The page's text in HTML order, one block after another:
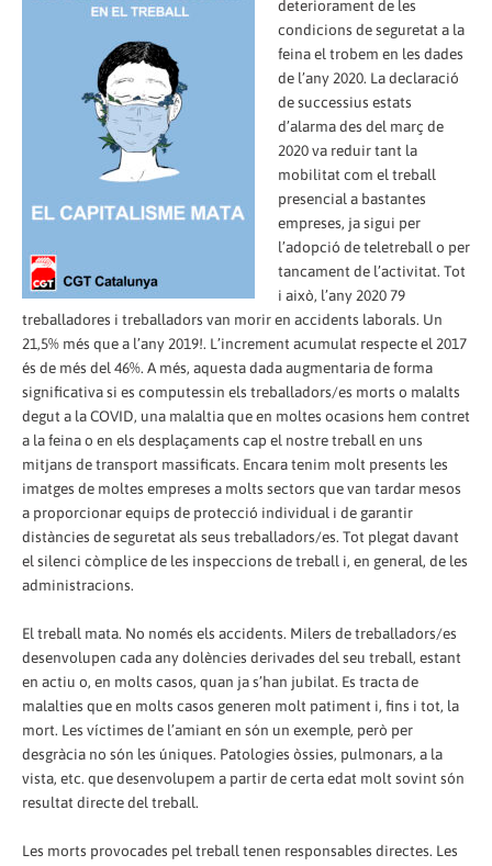
deteriorament de les
condicions de seguretat a la
feina el trobem en les dades
de l’any 2020. La declaració
de successius estats
d’alarma des del març de
2020 va reduir tant la
mobilitat com el treball
presencial a bastantes
empreses, ja sigui per
l’adopció de teletreball o per
tancament de l’activitat. Tot
i això, l’any 2020 79
treballadores i treballadors van morir en accidents laborals. Un
21,5% més que a l’any 2019!. L’increment acumulat respecte el 2017
és de més del 46%. A més, aquesta dada augmentaria de forma
significativa si es computessin els treballadors/es morts o malalts
degut a la COVID, una malaltia que en moltes ocasions hem contret
a la feina o en els desplaçaments cap el nostre treball en uns
mitjans de transport massificats. Encara tenim molt presents les
imatges de moltes empreses a molts sectors que van tardar mesos
a proporcionar equips de protecció individual i de garantir
distàncies de seguretat als seus treballadors/es. Tot plegat davant
el silenci còmplice de les inspeccions de treball i, en general, de les
administracions.
El treball mata. No només els accidents. Milers de treballadors/es
desenvolupen cada any dolències derivades del seu treball, estant
en actiu o, en molts casos, quan ja s’han jubilat. Es tracta de
malalties que en molts casos generen molt patiment i, fins i tot, la
mort. Les víctimes de l’amiant en són un exemple, però per
desgràcia no són les úniques. Patologies òssies, pulmonars, a la
vista, etc. que desenvolupem a partir de certa edat molt sovint són
resultat directe del treball.
Les morts provocades pel treball tenen responsables directes. Les